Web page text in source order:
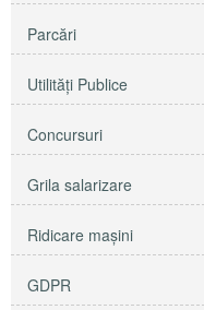
Parcări
Utilităţi Publice
Concursuri
Grila salarizare
Ridicare maşini
GDPR